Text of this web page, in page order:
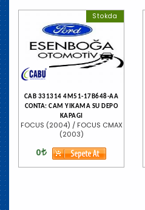
Stokda
CAB 331314 4M51-17B648-AA
CONTA: CAM YIKAMA SU DEPO
KAPAGI
FOCUS (2004) / FOCUS CMAX
(2003)
0